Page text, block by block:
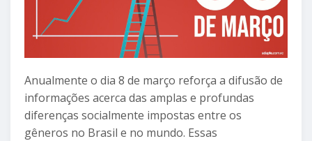
Anualmente o dia 8 de março reforça a difusão de
informações acerca das amplas e profundas
diferenças socialmente impostas entre os
gêneros no Brasil e no mundo. Essas